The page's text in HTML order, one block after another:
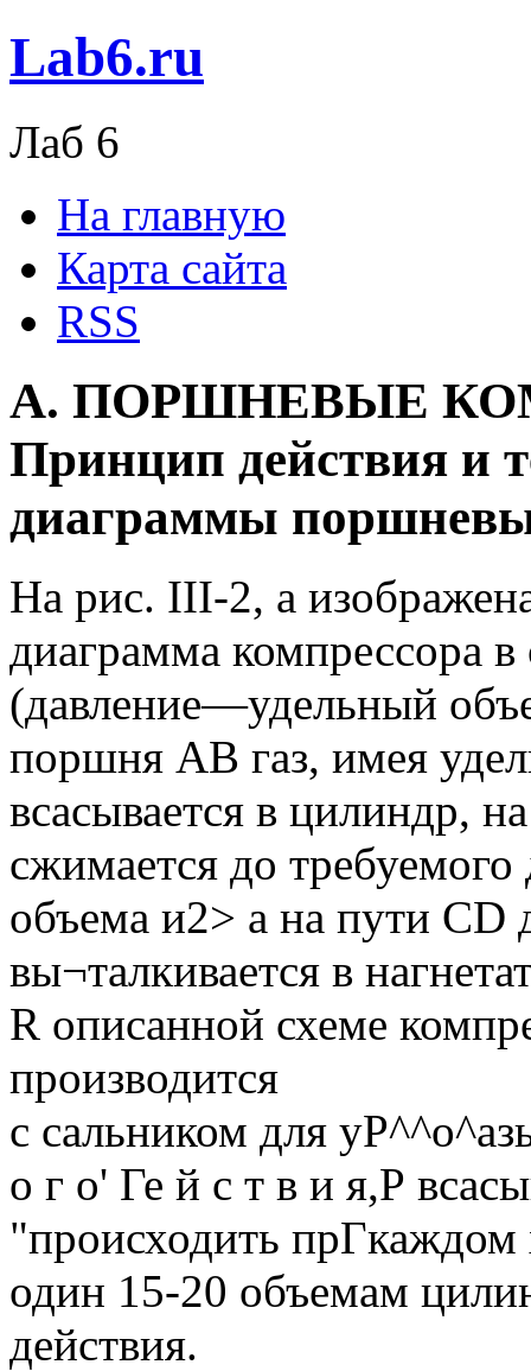
Lab6.ru
Лаб 6
На главную
Карта сайта
RSS
А. ПОРШНЕВЫЕ
Принцип действия и
диаграммы
На рис. III-2, а
диаграмма компрессора
(давление—удельный
поршня АВ газ, имея
всасывается в цилиндр,
сжимается до
объема и2> а на пути CD
вы¬талкивается в
R описанной схеме
производится
с сальником для
о г о' Ге й с т в и я,Р
"происходить прГкаждом
один 15-20 объемам
действия.